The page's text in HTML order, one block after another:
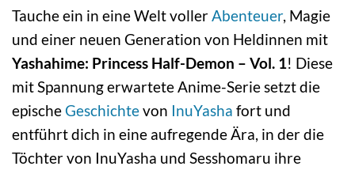
Tauche ein in eine Welt vollerAbenteuer, Magie
und einer neuen Generation von Heldinnen mit
Yashahime: Princess Half-Demon – Vol. 1! Diese
mit Spannung erwartete Anime-Serie setzt die
epischeGeschichtevon InuYasha fort und
entführt dich in eine aufregende Ära, in der die
Töchter von InuYasha und Sesshomaru ihre